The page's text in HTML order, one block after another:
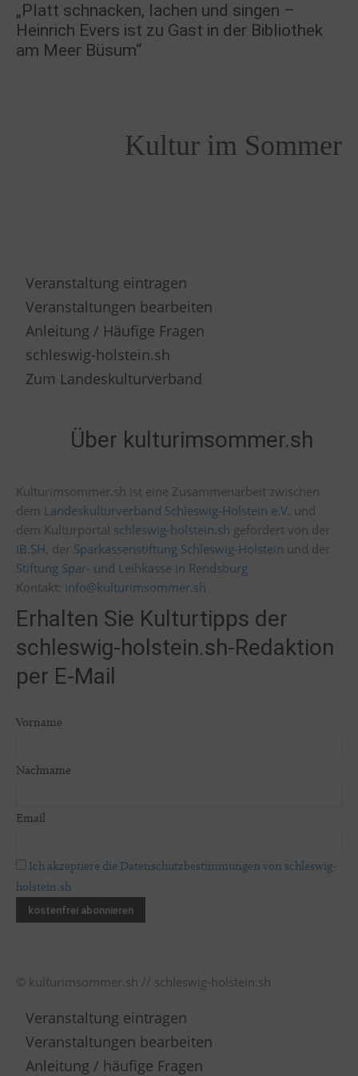
„Platt schnacken, lachen und singen –
Heinrich Evers ist zu Gast in der Bibliothek
am Meer Büsum“
Kultur im Sommer
Veranstaltung eintragen
Veranstaltungen bearbeiten
Anleitung / Häufige Fragen
schleswig-holstein.sh
Zum Landeskulturverband
Über kulturimsommer.sh
Kulturimsommer.sh ist eine Zusammenarbeit zwischen
dem Landeskulturverband Schleswig-Holstein e.V. und
dem Kulturportal schleswig-holstein.sh gefördert von der
IB.SH, der Sparkassenstiftung Schleswig-Holstein und der
Stiftung Spar- und Leihkasse in Rendsburg
Kontakt: info@kulturimsommer.sh
Erhalten Sie Kulturtipps der
schleswig-holstein.sh-Redaktion
per E-Mail
Vorname
Nachname
Email
Ich akzeptiere die Datenschutzbestimmungen von schleswig-
holstein.sh
© kulturimsommer.sh // schleswig-holstein.sh
Veranstaltung eintragen
Veranstaltungen bearbeiten
Anleitung / häufige Fragen